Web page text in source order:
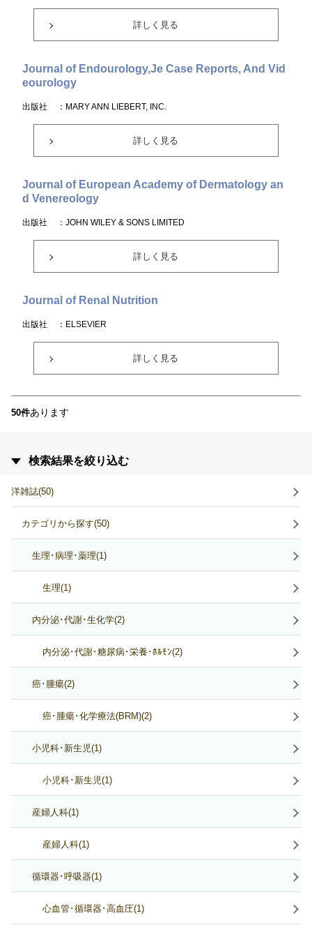
詳しく見る
Journal of Endourology,Je Case Reports, And Vid
eourology
出版社 ：MARY ANN LIEBERT, INC.
詳しく見る
Journal of European Academy of Dermatology an
d Venereology
出版社 ：JOHN WILEY & SONS LIMITED
詳しく見る
Journal of Renal Nutrition
出版社 ：ELSEVIER
詳しく見る
50件あります
検索結果を絞り込む
洋雑誌(50)
カテゴリから探す(50)
生理･病理･薬理(1)
生理(1)
内分泌･代謝･生化学(2)
内分泌･代謝･糖尿病･栄養･ﾎﾙﾓﾝ(2)
癌･腫瘍(2)
癌･腫瘍･化学療法(BRM)(2)
小児科･新生児(1)
小児科･新生児(1)
産婦人科(1)
産婦人科(1)
循環器･呼吸器(1)
心血管･循環器･高血圧(1)